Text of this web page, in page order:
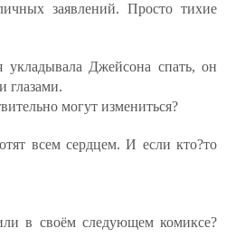
заявлений. Просто тихие
Джейсона спать, он
глазами.
могут измениться?
всем сердцем. И если кто?то
в своём следующем комиксе?